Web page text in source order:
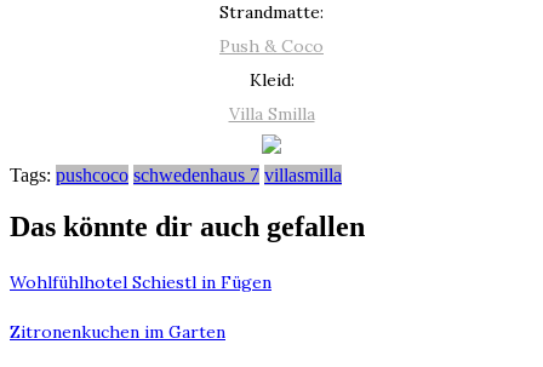
Strandmatte:
Push & Coco
Kleid:
Villa Smilla
Tags: pushcoco schwedenhaus 7 villasmilla
Das könnte dir auch gefallen
Wohlfühlhotel Schiestl in Fügen
Zitronenkuchen im Garten